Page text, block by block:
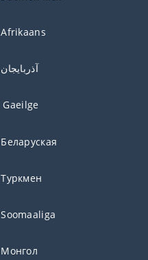
Afrikaans
آذربايجان
Gaeilge
Беларуская
Туркмен
Soomaaliga
Монгол